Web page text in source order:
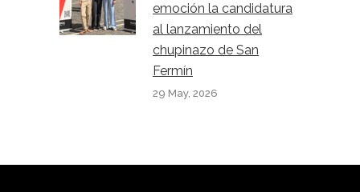
emoción la candidatura
al lanzamiento del
chupinazo de San
Fermín
29 May, 2026